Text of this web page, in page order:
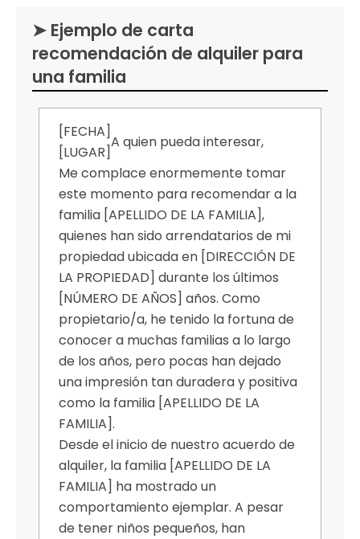
➤ Ejemplo de carta
recomendación de alquiler para
una familia
[FECHA]
[LUGAR]
A quien pueda interesar,
Me complace enormemente tomar
este momento para recomendar a la
familia [APELLIDO DE LA FAMILIA],
quienes han sido arrendatarios de mi
propiedad ubicada en [DIRECCIÓN DE
LA PROPIEDAD] durante los últimos
[NÚMERO DE AÑOS] años. Como
propietario/a, he tenido la fortuna de
conocer a muchas familias a lo largo
de los años, pero pocas han dejado
una impresión tan duradera y positiva
como la familia [APELLIDO DE LA
FAMILIA].
Desde el inicio de nuestro acuerdo de
alquiler, la familia [APELLIDO DE LA
FAMILIA] ha mostrado un
comportamiento ejemplar. A pesar
de tener niños pequeños, han